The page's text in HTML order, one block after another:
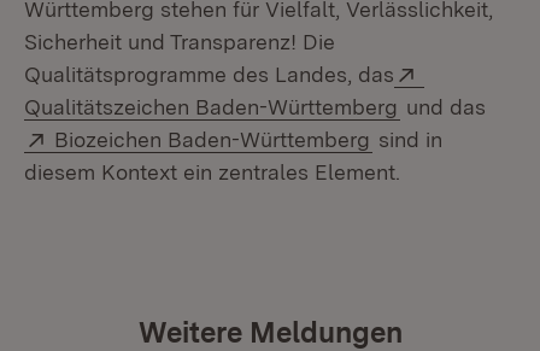
Württemberg stehen für Vielfalt, Verlässlichkeit,
Sicherheit und Transparenz! Die
Qualitätsprogramme des Landes, das
Qualitätszeichen Baden-Württemberg (Öffnet in
und das
Extern:
Biozeichen Baden-Württemberg (Öffnet in
sind in
diesem Kontext ein zentrales Element.
Weitere Meldungen